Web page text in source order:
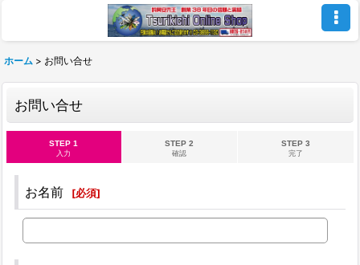
ホーム > お問い合せ
お問い合せ
STEP 1
入力
STEP 2
確認
STEP 3
完了
お名前 [必須]